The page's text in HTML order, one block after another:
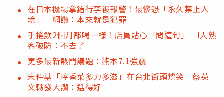
在日本機場拿錯行李被報警！最慘恐「永久禁止入
境」 網讚：本來就是犯罪
手搖飲2個月都喝一樣！店員貼心「問這句」 I人熟
客破防：不去了
更多最新熱門議題：熊本7.1強震
宋仲基「捧香菜多力多滋」在台北街頭燦笑 蔡英
文轉發大讚：選得好